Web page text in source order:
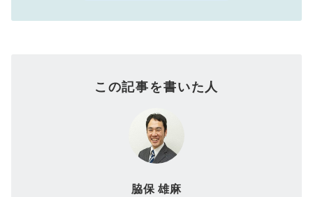
この記事を書いた人
脇保 雄麻